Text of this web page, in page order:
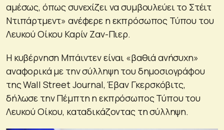
αμέσως, όπως συνεχίζει να συμβουλεύει το Στέιτ
Ντιπάρτμεντ» ανέφερε η εκπρόσωπος Τύπου του
Λευκού Οίκου Καρίν Ζαν-Πιερ.
Η κυβέρνηση Μπάιντεν είναι «βαθιά ανήσυχη»
αναφορικά με την σύλληψη του δημοσιογράφου
της Wall Street Journal, Έβαν Γκερσκόβιτς,
δήλωσε την Πέμπτη η εκπρόσωπος Τύπου του
Λευκού Οίκου, καταδικάζοντας τη σύλληψη.